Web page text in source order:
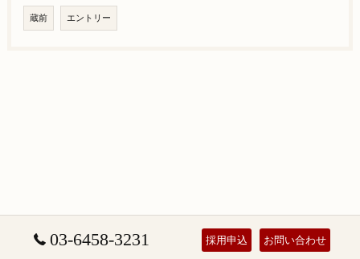
蔵前 エントリー
03-6458-3231 採用申込 お問い合わせ